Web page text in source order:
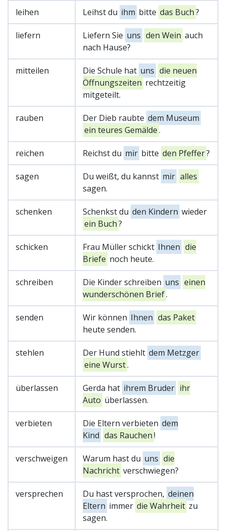
leihen Leihst du ihm bitte das Buch?
liefern Liefern Sie uns den Wein auch
nach Hause?
mitteilen Die Schule hat uns die neuen
Öffnungszeiten rechtzeitig
mitgeteilt.
rauben Der Dieb raubte dem Museum
ein teures Gemälde.
reichen Reichst du mir bitte den Pfeffer?
sagen Du weißt, du kannst mir alles
sagen.
schenken Schenkst du den Kindern wieder
ein Buch?
schicken Frau Müller schickt Ihnen die
Briefe noch heute.
schreiben Die Kinder schreiben uns einen
wunderschönen Brief.
senden Wir können Ihnen das Paket
heute senden.
stehlen Der Hund stiehlt dem Metzger
eine Wurst.
überlassen Gerda hat ihrem Bruder ihr
Auto überlassen.
verbieten Die Eltern verbieten dem
Kind das Rauchen!
verschweigen Warum hast du uns die
Nachricht verschwiegen?
versprechen Du hast versprochen, deinen
Eltern immer die Wahrheit zu
sagen.